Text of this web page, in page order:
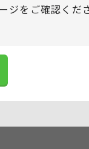
ジをご確認くだ